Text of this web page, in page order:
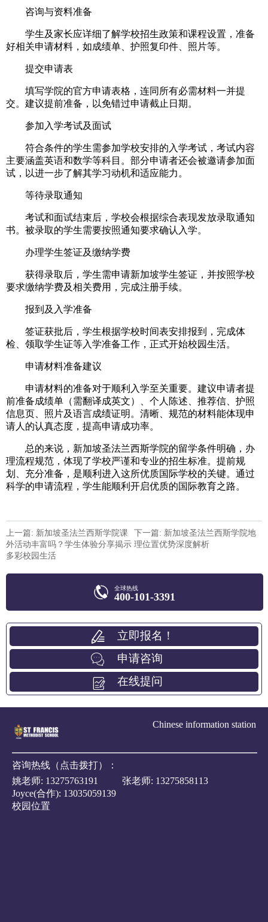
咨询与资料准备
学生及家长应详细了解学校招生政策和课程设置，准备
好相关申请材料，如成绩单、护照复印件、照片等。
提交申请表
填写学院的官方申请表格，连同所有必需材料一并提
交。建议提前准备，以免错过申请截止日期。
参加入学考试及面试
符合条件的学生需参加学校安排的入学考试，考试内容
主要涵盖英语和数学等科目。部分申请者还会被邀请参加面
试，以进一步了解其学习动机和适应能力。
等待录取通知
考试和面试结束后，学校会根据综合表现发放录取通知
书。被录取的学生需要按照通知要求确认入学。
办理学生签证及缴纳学费
获得录取后，学生需申请新加坡学生签证，并按照学校
要求缴纳学费及相关费用，完成注册手续。
报到及入学准备
签证获批后，学生根据学校时间表安排报到，完成体
检、领取学生证等入学准备工作，正式开始校园生活。
申请材料准备建议
申请材料的准备对于顺利入学至关重要。建议申请者提
前准备成绩单（需翻译成英文）、个人陈述、推荐信、护照
信息页、照片及语言成绩证明。清晰、规范的材料能体现申
请人的认真态度，提高申请成功率。
总的来说，新加坡圣法兰西斯学院的留学条件明确，办
理流程规范，体现了学校严谨和专业的招生标准。提前规
划、充分准备，是顺利进入这所优质国际学校的关键。通过
科学的申请流程，学生能顺利开启优质的国际教育之路。
上一篇: 新加坡圣法兰西斯学院课
外活动丰富吗？学生体验分享揭示
多彩校园生活
下一篇: 新加坡圣法兰西斯学院地
理位置优势深度解析
全球热线
400-101-3391
立即报名！
申请咨询
在线提问
Chinese information station
咨询热线（点击拨打）：
姚老师: 13275763191 张老师: 13275858113
Joyce(合作): 13035059139
校园位置